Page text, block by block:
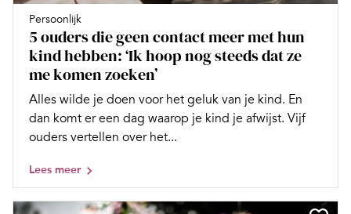
Persoonlijk
5 ouders die geen contact meer met hun
kind hebben: ‘Ik hoop nog steeds dat ze
me komen zoeken’
Alles wilde je doen voor het geluk van je kind. En
dan komt er een dag waarop je kind je afwijst. Vijf
ouders vertellen over het...
Lees meer